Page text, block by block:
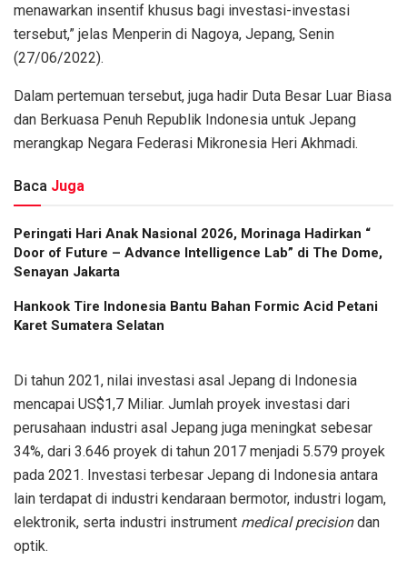
menawarkan insentif khusus bagi investasi-investasi
tersebut,” jelas Menperin di Nagoya, Jepang, Senin
(27/06/2022).
Dalam pertemuan tersebut, juga hadir Duta Besar Luar Biasa
dan Berkuasa Penuh Republik Indonesia untuk Jepang
merangkap Negara Federasi Mikronesia Heri Akhmadi.
Baca Juga
Peringati Hari Anak Nasional 2026, Morinaga Hadirkan “
Door of Future – Advance Intelligence Lab” di The Dome,
Senayan Jakarta
Hankook Tire Indonesia Bantu Bahan Formic Acid Petani
Karet Sumatera Selatan
Di tahun 2021, nilai investasi asal Jepang di Indonesia
mencapai US$1,7 Miliar. Jumlah proyek investasi dari
perusahaan industri asal Jepang juga meningkat sebesar
34%, dari 3.646 proyek di tahun 2017 menjadi 5.579 proyek
pada 2021. Investasi terbesar Jepang di Indonesia antara
lain terdapat di industri kendaraan bermotor, industri logam,
elektronik, serta industri instrument medical precisiondan
optik.